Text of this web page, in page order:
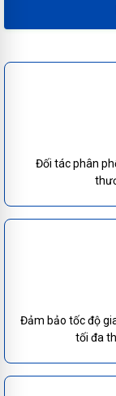
Đối tác phân
Đảm bảo tốc độ
tối đa